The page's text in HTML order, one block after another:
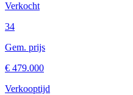
Verkocht
34
Gem. prijs
€ 479.000
Verkooptijd